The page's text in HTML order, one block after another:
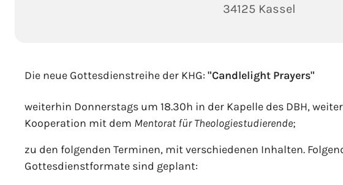
34125 Kassel
Die neue Gottesdienstreihe der KHG: "Candlelight Prayers"
weiterhin Donnerstags um 18.30h in der Kapelle des DBH,
Kooperation mit dem Mentorat für Theologiestudierende;
zu den folgenden Terminen, mit verschiedenen Inhalten.
Gottesdienstformate sind geplant: